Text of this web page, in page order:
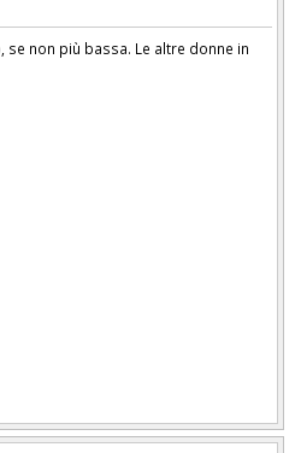
se non più bassa. Le altre donne in